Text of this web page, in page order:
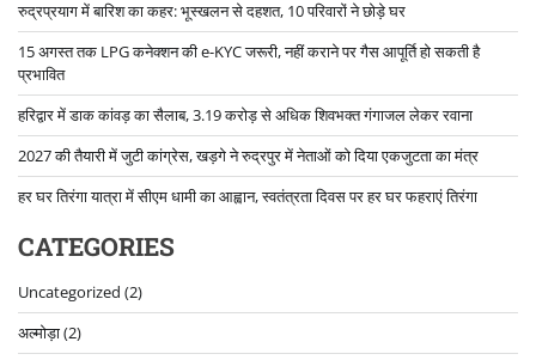
रुद्रप्रयाग में बारिश का कहर: भूस्खलन से दहशत, 10 परिवारों ने छोड़े घर
15 अगस्त तक LPG कनेक्शन की e-KYC जरूरी, नहीं कराने पर गैस आपूर्ति हो सकती है
प्रभावित
हरिद्वार में डाक कांवड़ का सैलाब, 3.19 करोड़ से अधिक शिवभक्त गंगाजल लेकर रवाना
2027 की तैयारी में जुटी कांग्रेस, खड़गे ने रुद्रपुर में नेताओं को दिया एकजुटता का मंत्र
हर घर तिरंगा यात्रा में सीएम धामी का आह्वान, स्वतंत्रता दिवस पर हर घर फहराएं तिरंगा
CATEGORIES
Uncategorized (2)
अल्मोड़ा(2)